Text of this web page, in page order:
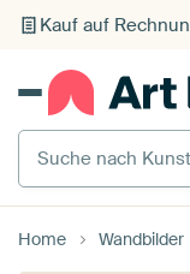
Kauf auf
Individueller
Suche nach
Home Wandbilder